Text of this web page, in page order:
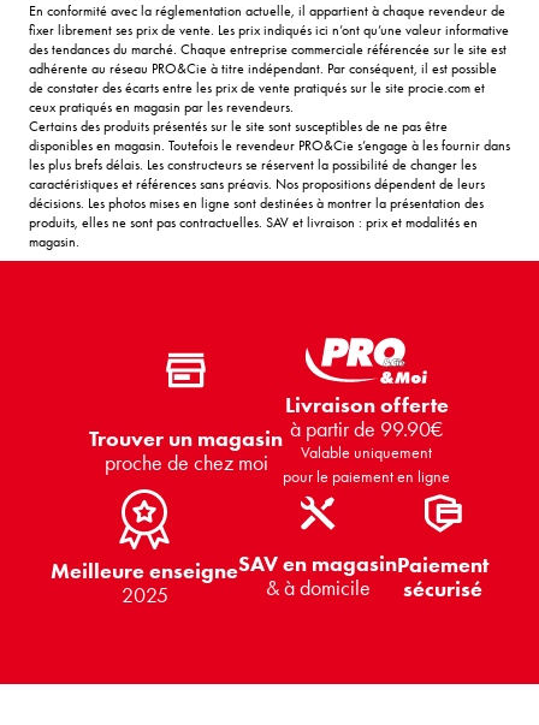
En conformité avec la réglementation actuelle, il appartient à chaque revendeur de
fixer librement ses prix de vente. Les prix indiqués ici n’ont qu’une valeur informative
des tendances du marché. Chaque entreprise commerciale référencée sur le site est
adhérente au réseau PRO&Cie à titre indépendant. Par conséquent, il est possible
de constater des écarts entre les prix de vente pratiqués sur le site procie.com et
ceux pratiqués en magasin par les revendeurs.
Certains des produits présentés sur le site sont susceptibles de ne pas être
disponibles en magasin. Toutefois le revendeur PRO&Cie s’engage à les fournir dans
les plus brefs délais. Les constructeurs se réservent la possibilité de changer les
caractéristiques et références sans préavis. Nos propositions dépendent de leurs
décisions. Les photos mises en ligne sont destinées à montrer la présentation des
produits, elles ne sont pas contractuelles. SAV et livraison : prix et modalités en
magasin.
Trouver un magasin
proche de chez moi
Livraison offerte
à partir de 99.90€
Valable uniquement
pour le paiement en ligne
Meilleure enseigne
2025
SAV en magasin
& à domicile
Paiement
sécurisé